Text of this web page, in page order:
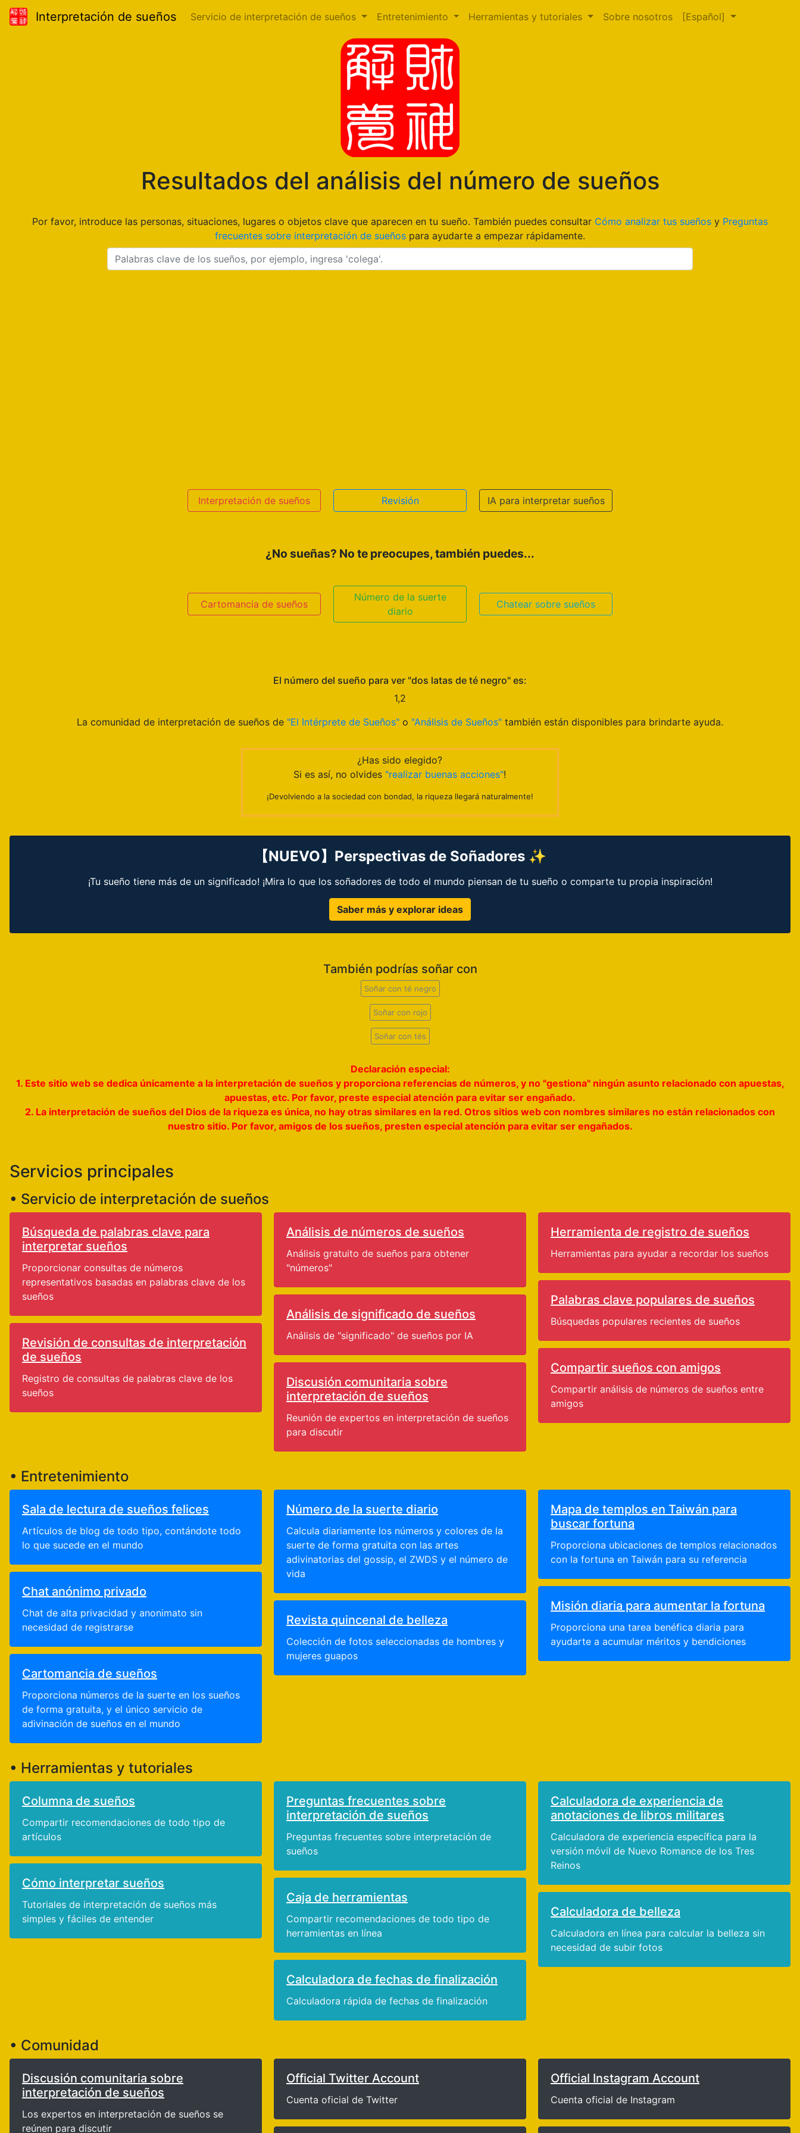
Interpretación de sueños Servicio de interpretación de sueños Entretenimiento Herramientas y tutoriales Sobre nosotros [Español]
Resultados del análisis del número de sueños
Por favor, introduce las personas, situaciones, lugares o objetos clave que aparecen en tu sueño. También puedes consultar Cómo analizar tus sueños y Preguntas
frecuentes sobre interpretación de sueños para ayudarte a empezar rápidamente.
Interpretación de sueños Revisión IA para interpretar sueños
¿No sueñas? No te preocupes, también puedes...
Cartomancia de sueños
Número de la suerte
diario
Chatear sobre sueños
El número del sueño para ver "dos latas de té negro" es:
1,2
La comunidad de interpretación de sueños de "El Intérprete de Sueños" o "Análisis de Sueños" también están disponibles para brindarte ayuda.
¿Has sido elegido?
Si es así, no olvides "realizar buenas acciones"!
¡Devolviendo a la sociedad con bondad, la riqueza llegará naturalmente!
【NUEVO】Perspectivas de Soñadores ✨
¡Tu sueño tiene más de un significado! ¡Mira lo que los soñadores de todo el mundo piensan de tu sueño o comparte tu propia inspiración!
Saber más y explorar ideas
También podrías soñar con
Soñar con té negro
Soñar con rojo
Soñar con tés
Declaración especial:
1. Este sitio web se dedica únicamente a la interpretación de sueños y proporciona referencias de números, y no "gestiona" ningún asunto relacionado con apuestas,
apuestas, etc. Por favor, preste especial atención para evitar ser engañado.
2. La interpretación de sueños del Dios de la riqueza es única, no hay otras similares en la red. Otros sitios web con nombres similares no están relacionados con
nuestro sitio. Por favor, amigos de los sueños, presten especial atención para evitar ser engañados.
Servicios principales
• Servicio de interpretación de sueños
Búsqueda de palabras clave para
interpretar sueños
Proporcionar consultas de números
representativos basadas en palabras clave de los
sueños
Revisión de consultas de interpretación
de sueños
Registro de consultas de palabras clave de los
sueños
Análisis de números de sueños
Análisis gratuito de sueños para obtener
"números"
Análisis de significado de sueños
Análisis de "significado" de sueños por IA
Discusión comunitaria sobre
interpretación de sueños
Reunión de expertos en interpretación de sueños
para discutir
Herramienta de registro de sueños
Herramientas para ayudar a recordar los sueños
Palabras clave populares de sueños
Búsquedas populares recientes de sueños
Compartir sueños con amigos
Compartir análisis de números de sueños entre
amigos
• Entretenimiento
Sala de lectura de sueños felices
Artículos de blog de todo tipo, contándote todo
lo que sucede en el mundo
Chat anónimo privado
Chat de alta privacidad y anonimato sin
necesidad de registrarse
Cartomancia de sueños
Proporciona números de la suerte en los sueños
de forma gratuita, y el único servicio de
adivinación de sueños en el mundo
Número de la suerte diario
Calcula diariamente los números y colores de la
suerte de forma gratuita con las artes
adivinatorias del gossip, el ZWDS y el número de
vida
Revista quincenal de belleza
Colección de fotos seleccionadas de hombres y
mujeres guapos
Mapa de templos en Taiwán para
buscar fortuna
Proporciona ubicaciones de templos relacionados
con la fortuna en Taiwán para su referencia
Misión diaria para aumentar la fortuna
Proporciona una tarea benéfica diaria para
ayudarte a acumular méritos y bendiciones
• Herramientas y tutoriales
Columna de sueños
Compartir recomendaciones de todo tipo de
artículos
Cómo interpretar sueños
Tutoriales de interpretación de sueños más
simples y fáciles de entender
Preguntas frecuentes sobre
interpretación de sueños
Preguntas frecuentes sobre interpretación de
sueños
Caja de herramientas
Compartir recomendaciones de todo tipo de
herramientas en línea
Calculadora de fechas de finalización
Calculadora rápida de fechas de finalización
Calculadora de experiencia de
anotaciones de libros militares
Calculadora de experiencia específica para la
versión móvil de Nuevo Romance de los Tres
Reinos
Calculadora de belleza
Calculadora en línea para calcular la belleza sin
necesidad de subir fotos
• Comunidad
Discusión comunitaria sobre
interpretación de sueños
Los expertos en interpretación de sueños se
reúnen para discutir
Official Twitter Account
Cuenta oficial de Twitter
Official Instagram Account
Cuenta oficial de Instagram